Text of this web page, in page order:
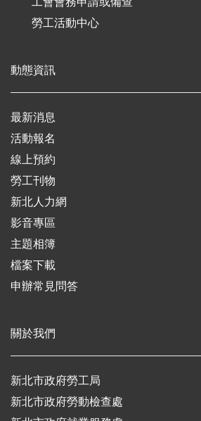
勞工活動中心
動態資訊
最新消息
活動報名
線上預約
勞工刊物
新北人力網
影音專區
主題相簿
檔案下載
申辦常見問答
關於我們
新北市政府勞工局
新北市政府勞動檢查處